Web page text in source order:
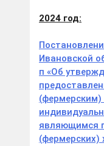
2024 год:
Ивановской
п «Об
(фермерским)
являющимся
(фермерских)